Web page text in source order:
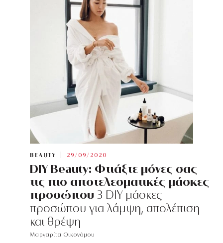
BEAUTY 29/09/2020
DIY Beauty: Φτιάξτε μόνες σας
τις πιο αποτελεσματικές μάσκες
προσώπου 3 DIY μάσκες
προσώπου για λάμψη, απολέπιση
και θρέψη
Μαργαρίτα Οικονόμου